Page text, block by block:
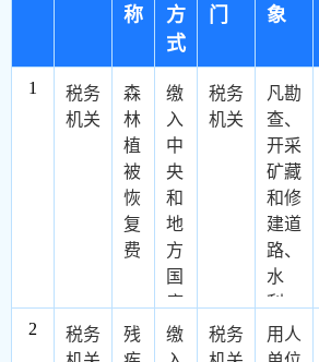
称
方
式
门
象
1
税务
机关
森
林
植
被
恢
复
费
缴
入
中
央
和
地
方
国
库
税务
机关
凡勘
查、
开采
矿藏
和修
建道
路、
水
利、
电
力、
2
税务
残
缴
税务
用人